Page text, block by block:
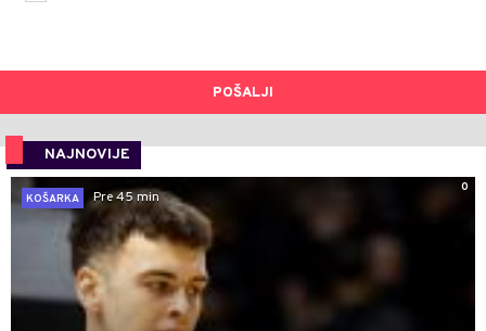
POŠALJI
NAJNOVIJE
0
KOŠARKA
Pre 45 min